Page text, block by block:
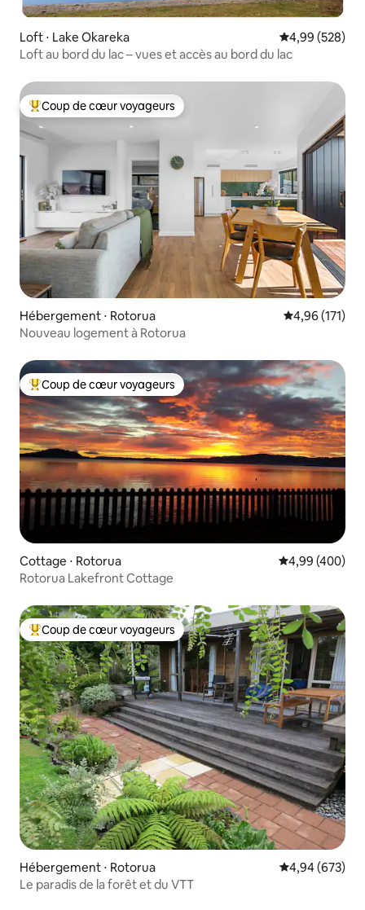
Loft ⋅ Lake Okareka Évaluation
4,99 (528)
Loft au bord du lac – vues et accès au bord du lac
Coups de cœur voyageurs les plus appréciés
Coup de cœur voyageurs
Hébergement ⋅ Rotorua Évaluation
4,96 (171)
Nouveau logement à Rotorua
Coups de cœur voyageurs les plus appréciés
Coup de cœur voyageurs
Cottage ⋅ Rotorua Évaluation
4,99 (400)
Rotorua Lakefront Cottage
Coups de cœur voyageurs les plus appréciés
Coup de cœur voyageurs
Hébergement ⋅ Rotorua Évaluation
4,94 (673)
Le paradis de la forêt et du VTT